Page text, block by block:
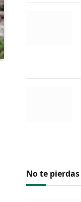
No te pierdas